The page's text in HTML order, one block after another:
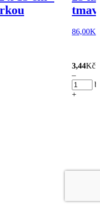
86,00Kč
3,44Kč
–
+